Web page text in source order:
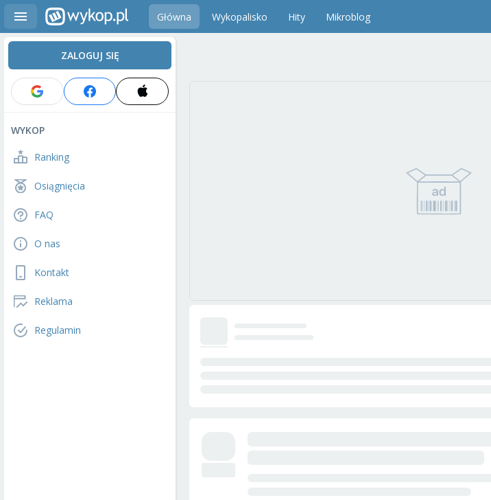
Główna Wykopalisko Hity Mikroblog
ZALOGUJ SIĘ
WYKOP
Ranking
Osiągnięcia
FAQ
O nas
Kontakt
Reklama
Regulamin